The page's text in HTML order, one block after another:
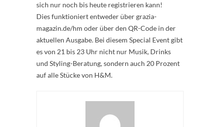
sich nur noch bis heute registrieren kann!
Dies funktioniert entweder über grazia-
magazin.de/hm oder über den QR-Code in der
aktuellen Ausgabe. Bei diesem Special Event gibt
es von 21 bis 23 Uhr nicht nur Musik, Drinks
und Styling-Beratung, sondern auch 20 Prozent
auf alle Stücke von H&M.